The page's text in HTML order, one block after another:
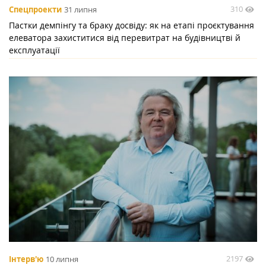
Спецпроекти 31 липня 310
Пастки демпінгу та браку досвіду: як на етапі проєктування
елеватора захиститися від перевитрат на будівництві й
експлуатації
Інтерв'ю 10 липня 2197